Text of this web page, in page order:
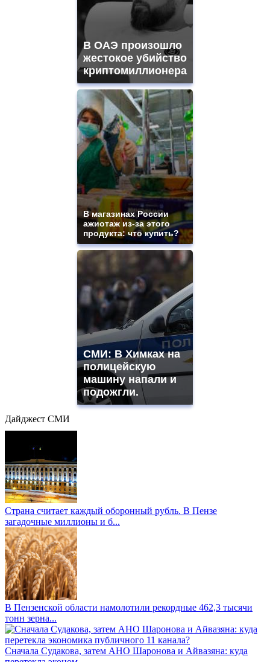
В ОАЭ произошло
жестокое убийство
криптомиллионера
В магазинах России
ажиотаж из-за этого
продукта: что купить?
СМИ: В Химках на
полицейскую
машину напали и
подожгли.
Дайджест СМИ
Страна считает каждый оборонный рубль. В Пензе
загадочные миллионы и б...
В Пензенской области намолотили рекордные 462,3 тысячи
тонн зерна...
Сначала Судакова, затем АНО Шаронова и Айвазяна: куда